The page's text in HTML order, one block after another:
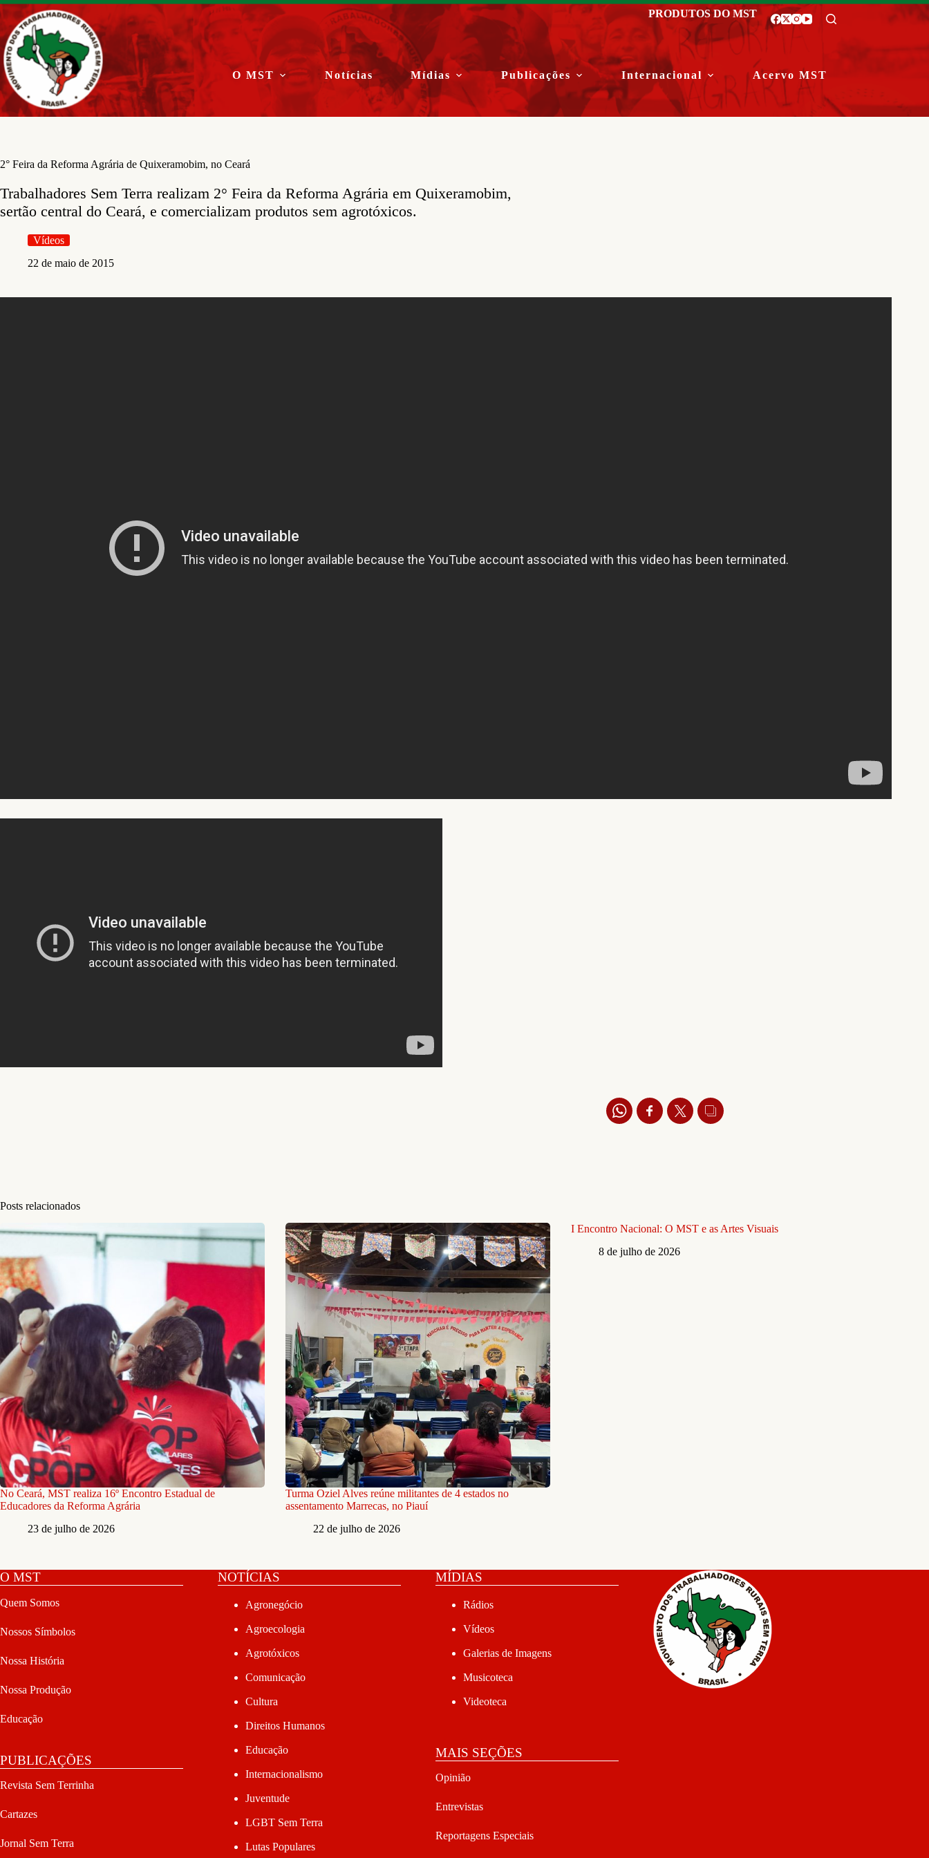
Pular
para
o
conteúdo
PRODUTOS DO MST
O MST Notícias Mídias Publicações Internacional Acervo MST
2° Feira da Reforma Agrária de Quixeramobim, no Ceará
Trabalhadores Sem Terra realizam 2° Feira da Reforma Agrária em Quixeramobim,
sertão central do Ceará, e comercializam produtos sem agrotóxicos.
Vídeos
22 de maio de 2015
Posts relacionados
No Ceará, MST realiza 16º Encontro Estadual de
Educadores da Reforma Agrária
23 de julho de 2026
Turma Oziel Alves reúne militantes de 4 estados no
assentamento Marrecas, no Piauí
22 de julho de 2026
I Encontro Nacional: O MST e as Artes Visuais
8 de julho de 2026
O MST
Quem Somos
Nossos Símbolos
Nossa História
Nossa Produção
Educação
PUBLICAÇÕES
Revista Sem Terrinha
Cartazes
Jornal Sem Terra
NOTÍCIAS
Agronegócio
Agroecologia
Agrotóxicos
Comunicação
Cultura
Direitos Humanos
Educação
Internacionalismo
Juventude
LGBT Sem Terra
Lutas Populares
MÍDIAS
Rádios
Vídeos
Galerias de Imagens
Musicoteca
Videoteca
MAIS SEÇÕES
Opinião
Entrevistas
Reportagens Especiais